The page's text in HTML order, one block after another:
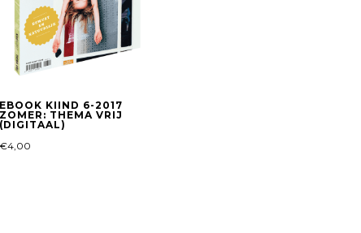
EBOOK KIIND 6-2017
ZOMER: THEMA VRIJ
(DIGITAAL)
€4,00